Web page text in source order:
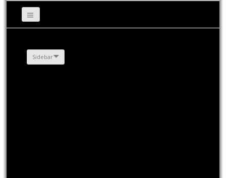
Sidebar